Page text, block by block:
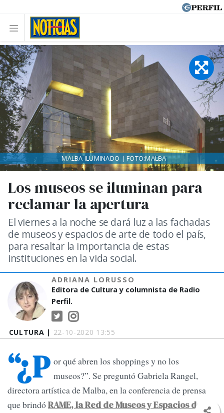
CULTURA | 22-10-2020 13:55
Los museos se iluminan para
reclamar la apertura
El viernes a la noche se dará luz a las fachadas
de museos y espacios de arte de todo el país,
para resaltar la importancia de estas
instituciones en la vida social.
ADRIANA LORUSSO
Editora de Cultura y columnista de Radio
Perfil.
MALBA ILUMINADO | FOTO:MALBA
“¿P or qué abren los shoppings y no los
museos?”. Se preguntó Gabriela Rangel,
directora artística de Malba, en la conferencia de prensa
que brindóRAME, la Red de Museos y Espacios de